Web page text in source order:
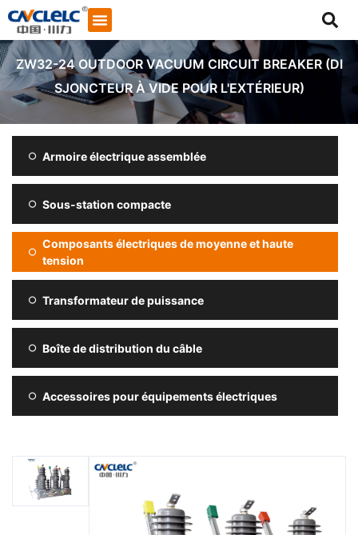
ZW32-24 OUTDOOR VACUUM CIRCUIT BREAKER (DI
SJONCTEUR À VIDE POUR L'EXTÉRIEUR)
Armoire électrique assemblée
Sous-station compacte
Composants électriques de moyenne et haute
tension
Transformateur de puissance
Boîte de distribution du câble
Accessoires pour équipements électriques
Démarrer le chat